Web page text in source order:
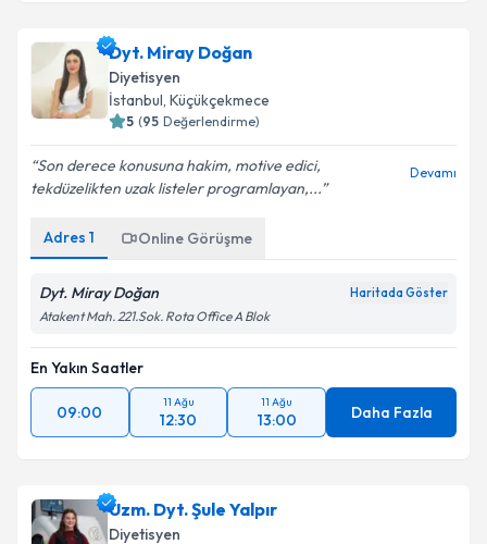
Dyt. Miray Doğan
Diyetisyen
İstanbul Küçükçekmece
5 (95 Değerlendirme)
Son derece konusuna hakim, motive edici,
tekdüzelikten uzak listeler programlayan,...
Devamı
Adres 1 Online Görüşme
Dyt. Miray Doğan Haritada Göster
Atakent Mah. 221.Sok. Rota Office A Blok
En Yakın Saatler
09:00
11 Ağu
12:30
11 Ağu
13:00 Daha Fazla
Uzm. Dyt. Şule Yalpır
Diyetisyen